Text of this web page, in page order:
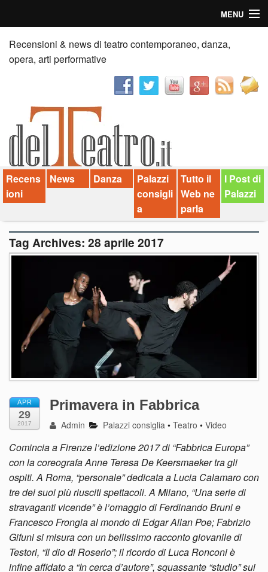
MENU
Home
Recensioni
News
Palazzi consiglia
Video
Chi siamo
Contatti
Recensioni & news di teatro contemporaneo, danza,
opera, arti performative
Recens
ioni
News Danza
Palazzi
consigli
a
Tutto il
Web ne
parla
I Post di
Palazzi
Tag Archives: 28 aprile 2017
APR
29
2017
Primavera in Fabbrica
Admin Palazzi consiglia •Teatro •Video
Comincia a Firenze l’edizione 2017 di “Fabbrica Europa”
con la coreografa Anne Teresa De Keersmaeker tra gli
ospiti. A Roma, “personale” dedicata a Lucia Calamaro con
tre dei suoi più riusciti spettacoli. A Milano, “Una serie di
stravaganti vicende” è l’omaggio di Ferdinando Bruni e
Francesco Frongia al mondo di Edgar Allan Poe; Fabrizio
Gifuni si misura con un bellissimo racconto giovanile di
Testori, “Il dio di Roserio”; il ricordo di Luca Ronconi è
infine affidato a “In cerca d’autore”, squassante “studio” sui